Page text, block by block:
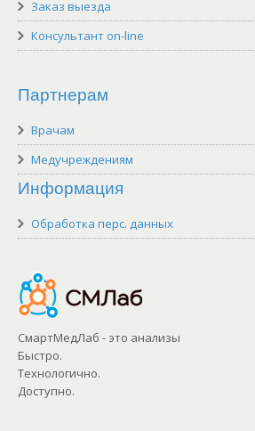
Заказ выезда
Консультант on-line
Партнерам
Врачам
Медучреждениям
Информация
Обработка перс. данных
СмартМедЛаб - это анализы
Быстро.
Технологично.
Доступно.